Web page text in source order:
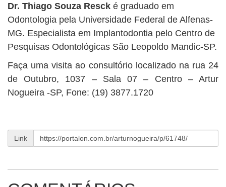
Dr. Thiago Souza Resck é graduado em
Odontologia pela Universidade Federal de Alfenas-
MG. Especialista em Implantodontia pelo Centro de
Pesquisas Odontológicas São Leopoldo Mandic-SP.
Faça uma visita ao consultório localizado na rua 24
de Outubro, 1037 – Sala 07 – Centro – Artur
Nogueira -SP, Fone: (19) 3877.1720
Link